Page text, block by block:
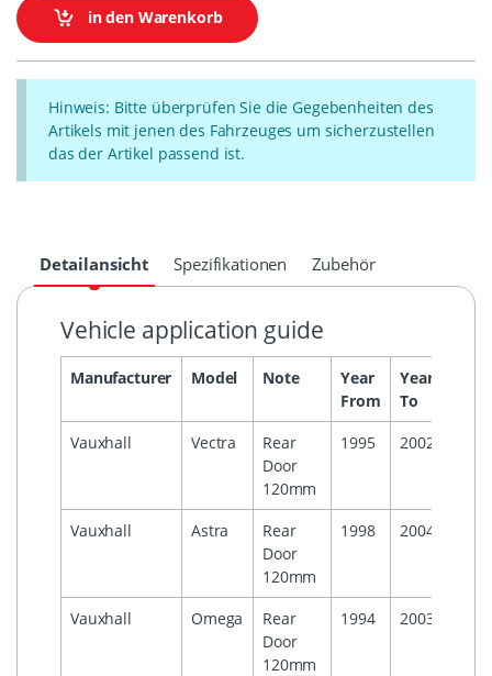
in den Warenkorb
Hinweis: Bitte überprüfen Sie die Gegebenheiten des
Artikels mit jenen des Fahrzeuges um sicherzustellen
das der Artikel passend ist.
Detailansicht Spezifikationen Zubehör
Vehicle application guide
Manufacturer Model Note
Year
From
Year
To
Vauxhall Vectra
Rear
Door
120mm
1995 2002
Vauxhall Astra
Rear
Door
120mm
1998 2004
Vauxhall Omega
Rear
Door
120mm
1994 2003